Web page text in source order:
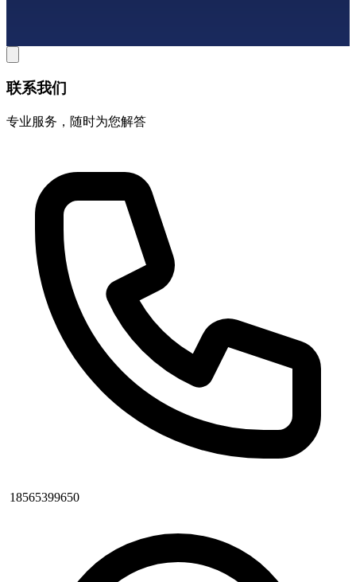
联系我们
专业服务，随时为您解答
18565399650